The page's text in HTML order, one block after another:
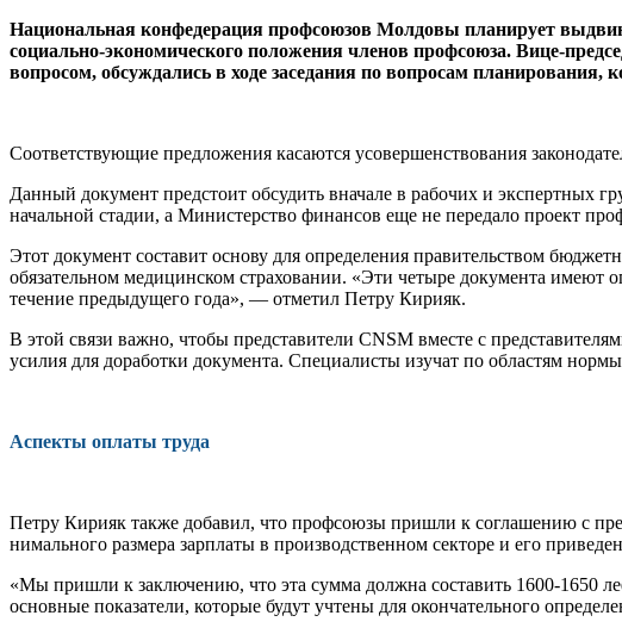
Национальная конфедерация профсоюзов Молдовы планиру­ет
социаль­но-экономического положения членов профсоюза. Вице-
вопросом, обсуждались в ходе заседания по вопросам планирования,
Соответствующие предложе­ния касаются усовершенствова­ния
Данный документ предсто­ит обсудить вначале в рабочих и экспертных
начальной стадии, а Министерство финансов еще не передало проект
Этот документ составит ос­нову для определения правительством
обязательном меди­цинском страховании. «Эти че­тыре документа имеют
течение пре­дыдущего года», — отметил Пет­ру Кирияк.
В этой связи важно, чтобы представители CNSM вместе с
усилия для доработ­ки документа. Специалисты изу­чат по областям
Аспекты оплаты труда
Петру Кирияк также добавил, что профсоюзы пришли к согла­шению с
нимального размера зарплаты в производственном секторе и его
«Мы пришли к заключению, что эта сумма должна соста­вить 1600-1650
основные показатели, кото­рые будут учтены для оконча­тельного